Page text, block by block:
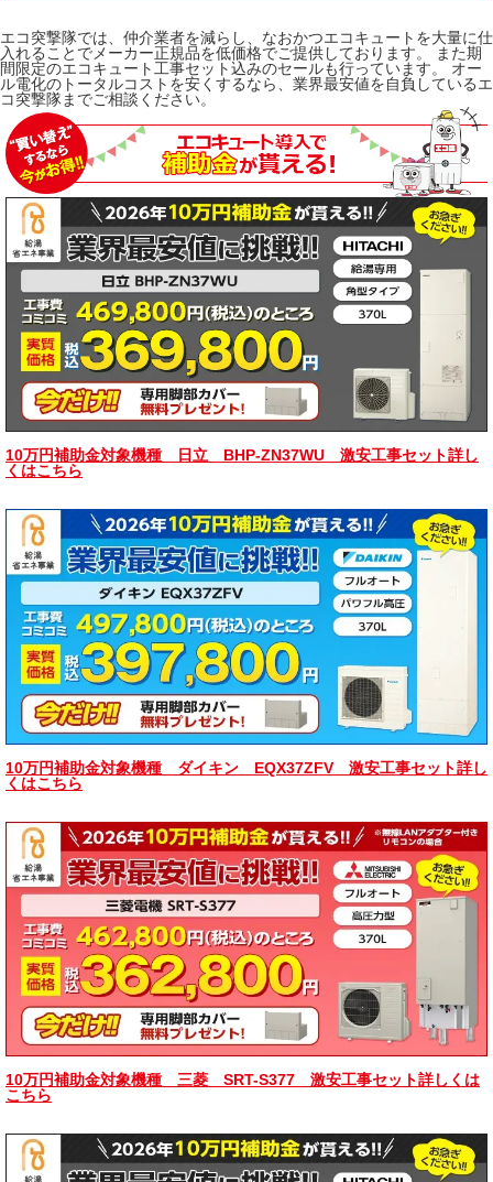
エコ突撃隊では、仲介業者を減らし、なおかつエコキュートを大量に仕
入れることでメーカー正規品を低価格でご提供しております。 また期
間限定のエコキュート工事セット込みのセールも行っています。 オー
ル電化のトータルコストを安くするなら、業界最安値を自負しているエ
コ突撃隊までご相談ください。
10万円補助金対象機種 日立 BHP-ZN37WU 激安工事セット詳し
くはこちら
10万円補助金対象機種 ダイキン EQX37ZFV 激安工事セット詳し
くはこちら
10万円補助金対象機種 三菱 SRT-S377 激安工事セット詳しくは
こちら